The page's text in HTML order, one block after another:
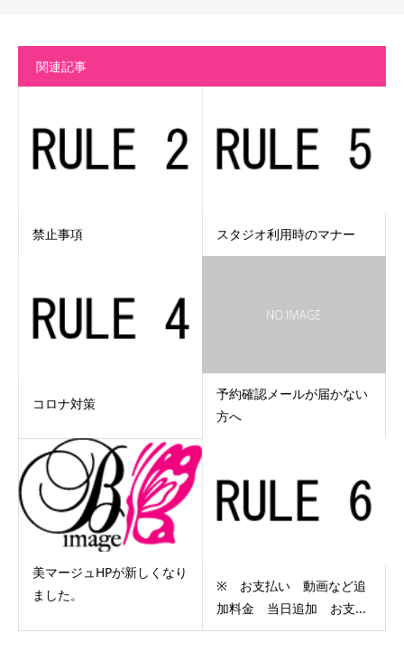
関連記事
禁止事項 スタジオ利用時のマナー
コロナ対策
予約確認メールが届かない
方へ
美マージュHPが新しくなり
ました。
※ お支払い 動画など追
加料金 当日追加 お支...